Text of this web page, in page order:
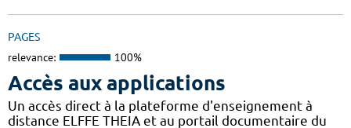
PAGES
relevance: 100%
Accès aux applications
Un accès direct à la plateforme d'enseignement à
distance ELFFE THEIA et au portail documentaire du